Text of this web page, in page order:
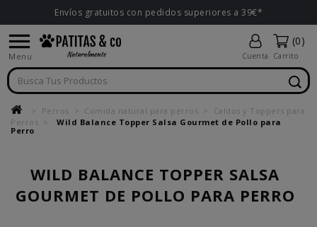
Envíos gratuitos con pedidos superiores a 39€*

Menu Cuenta
(0)
Carrito
Perros Comida natural para perros
Caldos y Toppers para
Perros
Wild Balance Topper Salsa Gourmet de Pollo para
Perro
WILD BALANCE TOPPER SALSA
GOURMET DE POLLO PARA PERRO